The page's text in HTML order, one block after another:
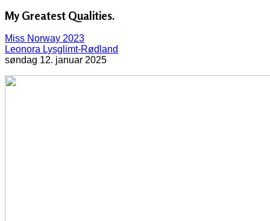
My Greatest Qualities.
Miss Norway 2023
Leonora Lysglimt-Rødland
søndag 12. januar 2025